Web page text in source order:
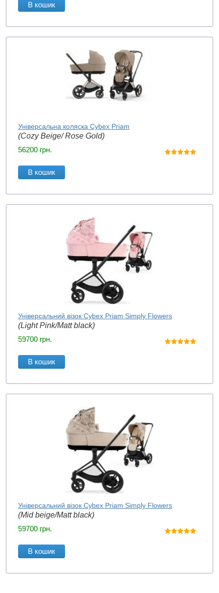
В кошик
Універсальна коляска Cybex Priam
(Cozy Beige/ Rose Gold)
56200 грн.
В кошик
Універсальний візок Cybex Priam Simply Flowers
(Light Pink/Matt black)
59700 грн.
В кошик
Універсальний візок Cybex Priam Simply Flowers
(Mid beige/Matt black)
59700 грн.
В кошик